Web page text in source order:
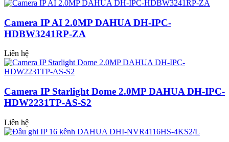
Camera IP AI 2.0MP DAHUA DH-IPC-
HDBW3241RP-ZA
Liên hệ
Camera IP Starlight Dome 2.0MP DAHUA DH-IPC-
HDW2231TP-AS-S2
Liên hệ